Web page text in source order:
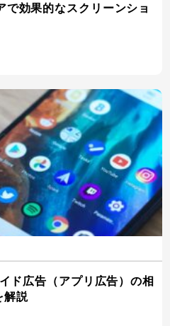
で効果的なスクリーンショ
ド広告（アプリ広告）の相
解説